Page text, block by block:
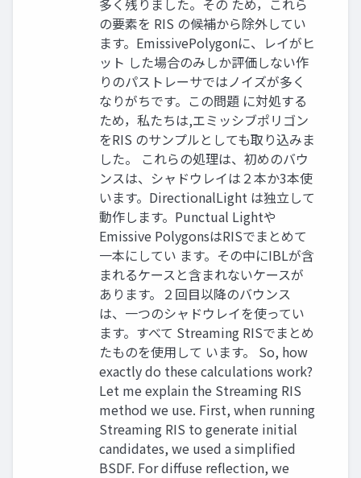
多く残りました。その ため，これら
の要素を RIS の候補から除外してい
ます。EmissivePolygonに、レイがヒ
ット した場合のみしか評価しない作
りのパストレーサではノイズが多く
なりがちです。この問題 に対処する
ため，私たちは,エミッシブポリゴン
をRIS のサンプルとしても取り込みま
した。 これらの処理は、初めのバウ
ンスは、シャドウレイは２本か3本使
います。DirectionalLight は独立して
動作します。Punctual Lightや
Emissive PolygonsはRISでまとめて
一本にしてい ます。その中にIBLが含
まれるケースと含まれないケースが
あります。２回目以降のバウンス
は、一つのシャドウレイを使ってい
ます。すべて Streaming RISでまとめ
たものを使用して います。 So, how
exactly do these calculations work?
Let me explain the Streaming RIS
method we use. First, when running
Streaming RIS to generate initial
candidates, we used a simplified
BSDF. For diffuse reflection, we